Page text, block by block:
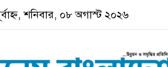
শনিবার, ০৮ অগাস্ট ২০২৬